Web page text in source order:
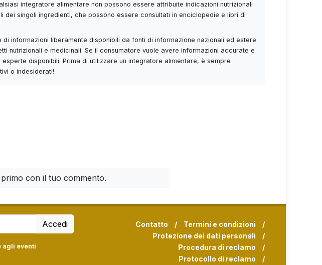
integratore alimentare non possono essere attribuite indicazioni nutrizionali
singoli ingredienti, che possono essere consultati in enciclopedie e libri di
informazioni liberamente disponibili da fonti di informazione nazionali ed estere
e medicinali. Se il consumatore vuole avere informazioni accurate e
disponibili. Prima di utilizzare un integratore alimentare, è sempre
o indesiderati!
con il tuo commento.
Accedi
agli eventi
Contatto / Termini e condizioni
/
Protezione dei dati personali
/
Procedura di reclamo
/
Protocollo di reclamo
/